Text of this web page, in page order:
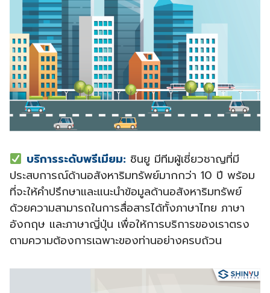
บริการระดับพรีเมียม:ชินยู มีทีมผู้เชี่ยวชาญที่มี
ประสบการณ์ด้านอสังหาริมทรัพย์มากกว่า 10 ปี พร้อม
ที่จะให้คำปรึกษาและแนะนำข้อมูลด้านอสังหาริมทรัพย์
ด้วยความสามารถในการสื่อสารได้ทั้งภาษาไทย ภาษา
อังกฤษ และภาษาญี่ปุ่น เพื่อให้การบริการของเราตรง
ตามความต้องการเฉพาะของท่านอย่างครบถ้วน